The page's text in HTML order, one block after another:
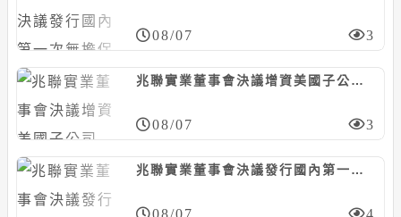
08/07 3
兆聯實業董事會決議增資美國子公司MUAQUA ENGINEERING，計5千萬美元
08/07 3
兆聯實業董事會決議發行國內第一次暨第二次無擔保轉換債，合計上限25億元
08/07 4